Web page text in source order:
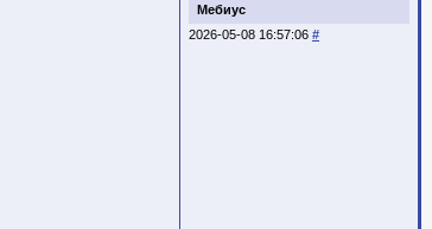
Мебиус
2026-05-08 16:57:06 #